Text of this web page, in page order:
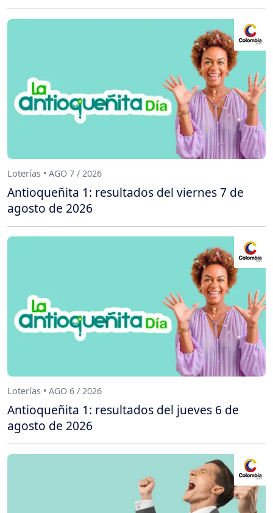
Loterías • AGO 7 / 2026
Antioqueñita 1: resultados del viernes 7 de
agosto de 2026
Loterías • AGO 6 / 2026
Antioqueñita 1: resultados del jueves 6 de
agosto de 2026